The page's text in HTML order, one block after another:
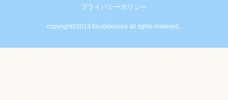
プライバシーポリシー
copyright©2013 touajidousya all rights reserved..